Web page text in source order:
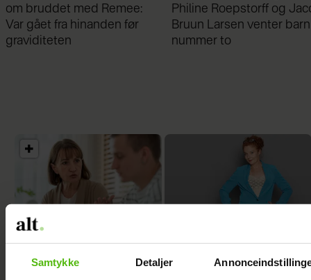
Samtykke Detaljer
om bruddet med Remee:
Var gået fra hinanden før
graviditeten
Philine Roepstorff og
Bruun Larsen venter barn
nummer to
Nogle mænd bliver
og min søn er en af
har hun hørt især